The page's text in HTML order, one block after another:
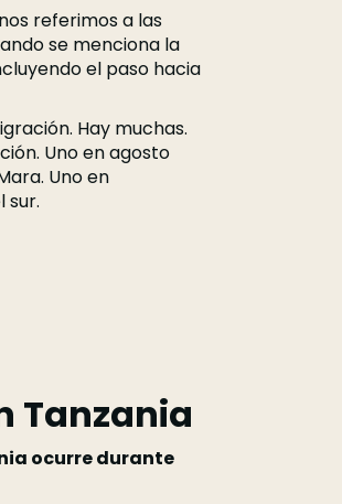
referimos a las
se menciona la
el paso hacia
Hay muchas.
Uno en agosto
Uno en
sur.
Tanzania
ocurre durante